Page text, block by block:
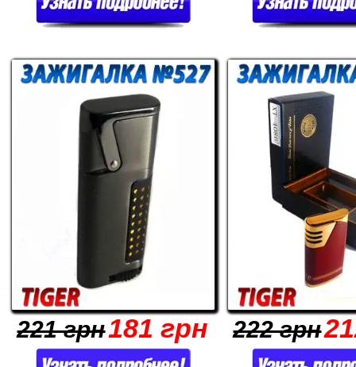
221 грн181 грн 222 грн